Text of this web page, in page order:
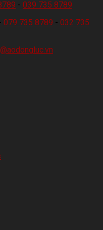
- 039 735 8789
079 735 8789 - 032 735